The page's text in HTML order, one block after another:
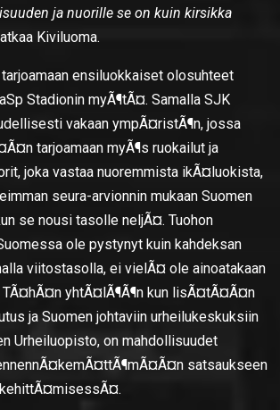
ja nuorille se on kuin kirsikka
Kiviluoma.
ensiluokkaiset olosuhteet
Stadionin myÃ¶tÃ¤. Samalla SJK
vakaan ympÃ¤ristÃ¶n, jossa
tarjoamaan myÃ¶s ruokailut ja
joka vastaa nuoremmista ikÃ¤luokista,
seura-arvionnin mukaan Suomen
se nousi tasolle neljÃ¤. Tuohon
ole pystynyt kuin kahdeksan
viitostasolla, ei vielÃ¤ ole ainoatakaan
yhtÃ¤lÃ¶Ã¶n kun lisÃ¤tÃ¤Ã¤n
ja Suomen johtaviin urheilukeskuksiin
Urheiluopisto, on mahdollisuudet
satsaukseen